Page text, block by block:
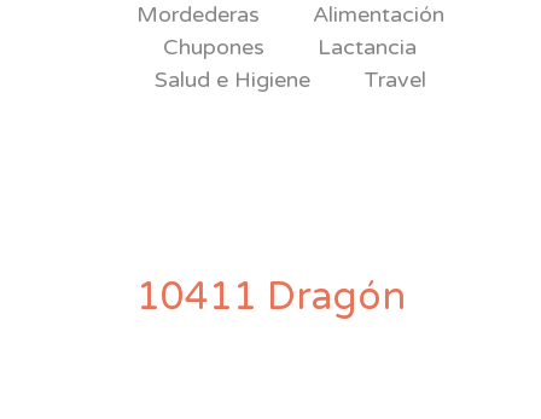
Mordederas
Alimentación
Chupones
Lactancia
Salud e Higiene
Travel
10411 Dragón